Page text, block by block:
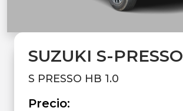
SUZUKI S-PRESSO
S PRESSO HB 1.0
Precio: